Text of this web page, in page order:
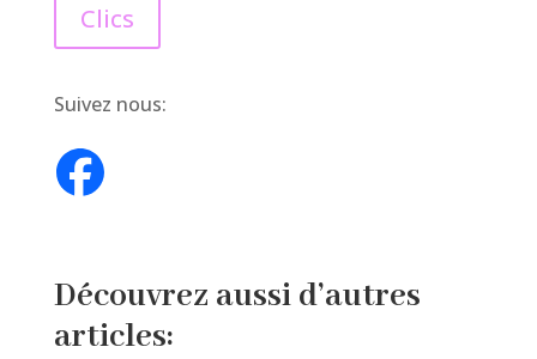
Clics
Suivez nous:
Découvrez aussi d’autres
articles: